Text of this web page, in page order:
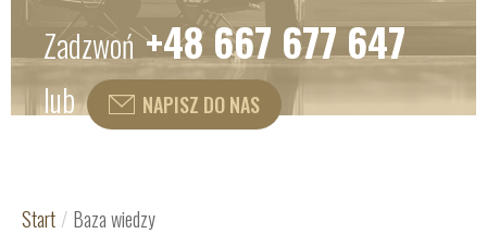
Zadzwoń+48 667 677 647
lub NAPISZ DO NAS
Start / Baza wiedzy